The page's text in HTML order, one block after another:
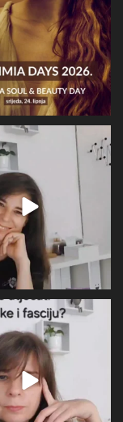
16
Antistresni inhalator -
dodatak
31
o utjecaju
na sve
21 0